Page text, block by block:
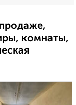
комнаты,